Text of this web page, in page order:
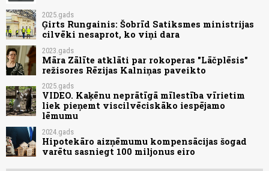
2025.gads
Ģirts Rungainis: Šobrīd Satiksmes ministrijas
cilvēki nesaprot, ko viņi dara
2023.gads
Māra Zālīte atklāti par rokoperas "Lāčplēsis"
režisores Rēzijas Kalniņas paveikto
2025.gads
VIDEO. Kaķēnu neprātīgā mīlestība vīrietim
liek pieņemt viscilvēciskāko iespējamo
lēmumu
2024.gads
Hipotekāro aizņēmumu kompensācijas šogad
varētu sasniegt 100 miljonus eiro